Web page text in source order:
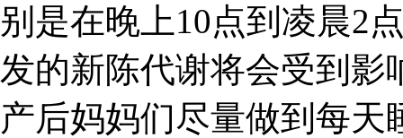
别是在晚上10点到凌晨2
发的新陈代谢将会受到
产后妈妈们尽量做到每